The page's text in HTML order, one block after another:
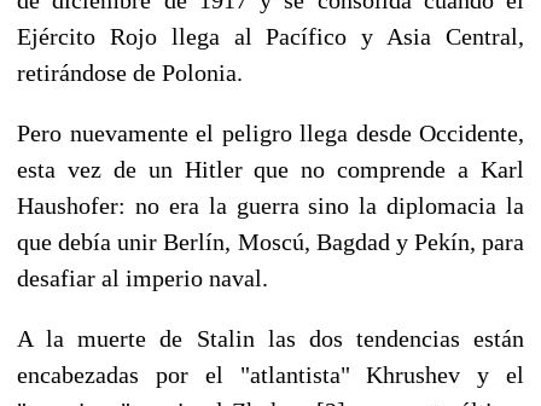
Ejército Rojo llega al Pacífico y Asia Central,
retirándose de Polonia.
Pero nuevamente el peligro llega desde Occidente,
esta vez de un Hitler que no comprende a Karl
Haushofer: no era la guerra sino la diplomacia la
que debía unir Berlín, Moscú, Bagdad y Pekín, para
desafiar al imperio naval.
A la muerte de Stalin las dos tendencias están
encabezadas por el "atlantista" Khrushev y el